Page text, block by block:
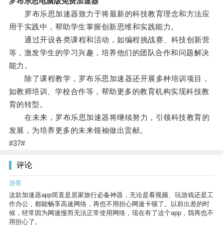
罗布乐思加速器致力于将最新的科技教育理念和方法应
用于实践中，帮助学生掌握创新思维和实践能力。
通过开设各类课程和活动，如编程挑战赛、科技创新营
等，激发学生的学习兴趣，培养他们的团队合作和问题解决
能力。
除了课程教学，罗布乐思加速器还开展多种培训项目，
如教师培训、学校合作等，帮助更多的教育机构实现科技教
育的转型。
在未来，罗布乐思加速器将继续努力，引领科技教育的
发展，为培养更多的未来领袖做出贡献。
#37#
评论
游客
这款加速器app简直是居家旅行必备神器，无论是看视频、玩游戏还是工
作办公，都能畅享高速网络，再也不用担心网速卡顿了。以前出差的时
候，经常因为网速慢而无法正常使用网络，现在有了这个app，我再也不
用担心了。